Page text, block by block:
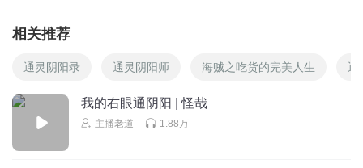
相关推荐
通灵阴阳录 通灵阴阳师 海贼之吃货的完美人生 通
我的右眼通阴阳 | 怪哉
主播老道 1.88万